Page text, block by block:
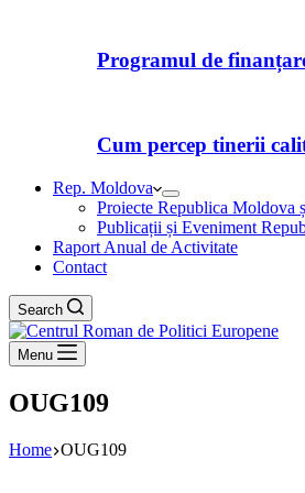
Programul de
Cum percep tinerii
Rep. Moldova
Proiecte Republica Moldova
Publicații și Eveniment
Raport Anual de Activitate
Contact
Search
Menu
OUG109
Home OUG109